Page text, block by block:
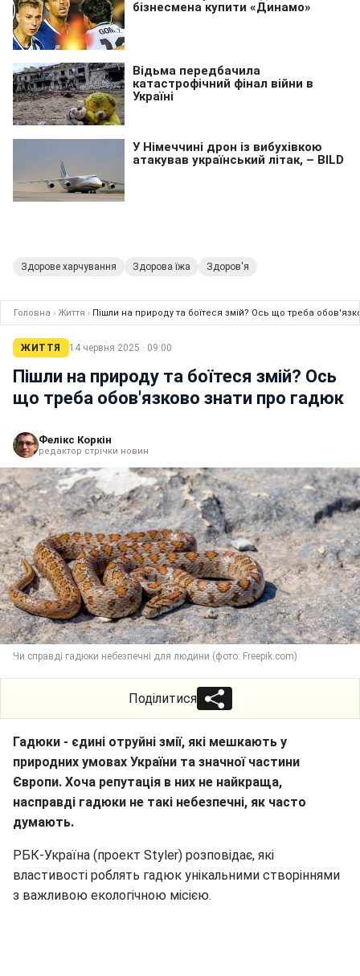
Здорове харчування Здорова їжа Здоров'я
Головна › Життя › Пішли на природу та боїтеся змій? Ось що треба
ЖИТТЯ 14 червня 2025 · 09:00
Пішли на природу та боїтеся змій? Ось
що треба обов'язково знати про гадюк
Фелікс Коркін
редактор стрічки новин
Чи справді гадюки небезпечні для людини (фото: Freepik.com)
Поділитися
Гадюки - єдині отруйні змії, які мешкають у
природних умовах України та значної частини
Європи. Хоча репутація в них не найкраща,
насправді гадюки не такі небезпечні, як часто
думають.
РБК-Україна (проект Styler) розповідає, які
властивості роблять гадюк унікальними створіннями
з важливою екологічною місією.